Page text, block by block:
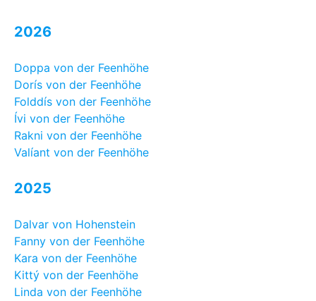
2026
Doppa von der Feenhöhe
Dorís von der Feenhöhe
Folddís von der Feenhöhe
Ívi von der Feenhöhe
Rakni von der Feenhöhe
Valíant von der Feenhöhe
2025
Dalvar von Hohenstein
Fanny von der Feenhöhe
Kara von der Feenhöhe
Kittý von der Feenhöhe
Linda von der Feenhöhe